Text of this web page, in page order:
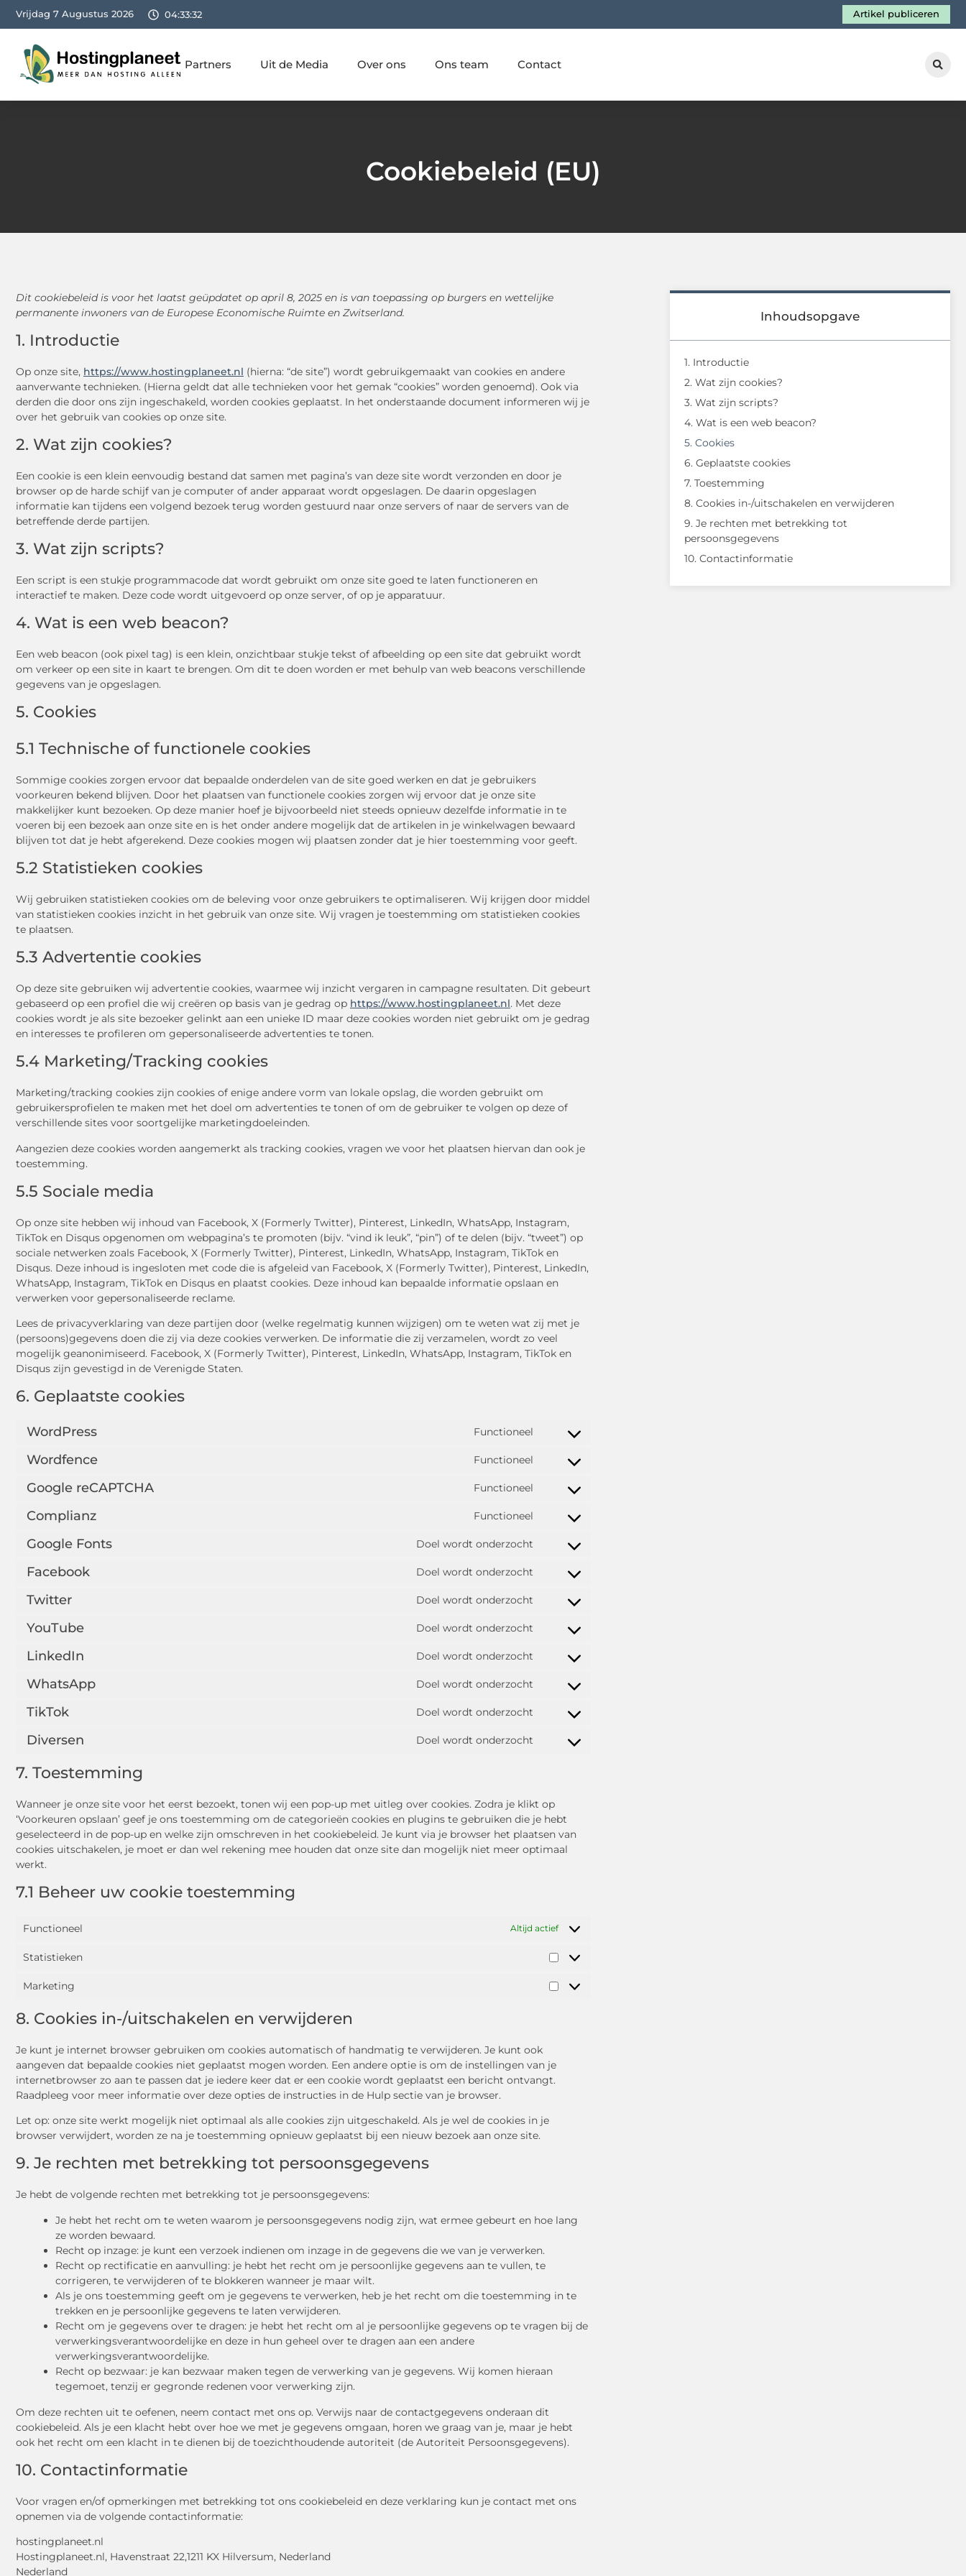
Vrijdag 7 Augustus 2026 04:33:33 Artikel publiceren
Partners Uit de Media Over ons Ons team Contact
Cookiebeleid (EU)
Dit cookiebeleid is voor het laatst geüpdatet op april 8, 2025 en is van toepassing op burgers en wettelijke
permanente inwoners van de Europese Economische Ruimte en Zwitserland.
1. Introductie
Op onze site, https://www.hostingplaneet.nl (hierna: “de site”) wordt gebruikgemaakt van cookies en andere
aanverwante technieken. (Hierna geldt dat alle technieken voor het gemak “cookies” worden genoemd). Ook via
derden die door ons zijn ingeschakeld, worden cookies geplaatst. In het onderstaande document informeren wij je
over het gebruik van cookies op onze site.
2. Wat zijn cookies?
Een cookie is een klein eenvoudig bestand dat samen met pagina’s van deze site wordt verzonden en door je
browser op de harde schijf van je computer of ander apparaat wordt opgeslagen. De daarin opgeslagen
informatie kan tijdens een volgend bezoek terug worden gestuurd naar onze servers of naar de servers van de
betreffende derde partijen.
3. Wat zijn scripts?
Een script is een stukje programmacode dat wordt gebruikt om onze site goed te laten functioneren en
interactief te maken. Deze code wordt uitgevoerd op onze server, of op je apparatuur.
4. Wat is een web beacon?
Een web beacon (ook pixel tag) is een klein, onzichtbaar stukje tekst of afbeelding op een site dat gebruikt wordt
om verkeer op een site in kaart te brengen. Om dit te doen worden er met behulp van web beacons verschillende
gegevens van je opgeslagen.
5. Cookies
5.1 Technische of functionele cookies
Sommige cookies zorgen ervoor dat bepaalde onderdelen van de site goed werken en dat je gebruikers
voorkeuren bekend blijven. Door het plaatsen van functionele cookies zorgen wij ervoor dat je onze site
makkelijker kunt bezoeken. Op deze manier hoef je bijvoorbeeld niet steeds opnieuw dezelfde informatie in te
voeren bij een bezoek aan onze site en is het onder andere mogelijk dat de artikelen in je winkelwagen bewaard
blijven tot dat je hebt afgerekend. Deze cookies mogen wij plaatsen zonder dat je hier toestemming voor geeft.
5.2 Statistieken cookies
Wij gebruiken statistieken cookies om de beleving voor onze gebruikers te optimaliseren. Wij krijgen door middel
van statistieken cookies inzicht in het gebruik van onze site. Wij vragen je toestemming om statistieken cookies
te plaatsen.
5.3 Advertentie cookies
Op deze site gebruiken wij advertentie cookies, waarmee wij inzicht vergaren in campagne resultaten. Dit gebeurt
gebaseerd op een profiel die wij creëren op basis van je gedrag op https://www.hostingplaneet.nl. Met deze
cookies wordt je als site bezoeker gelinkt aan een unieke ID maar deze cookies worden niet gebruikt om je gedrag
en interesses te profileren om gepersonaliseerde advertenties te tonen.
5.4 Marketing/Tracking cookies
Marketing/tracking cookies zijn cookies of enige andere vorm van lokale opslag, die worden gebruikt om
gebruikersprofielen te maken met het doel om advertenties te tonen of om de gebruiker te volgen op deze of
verschillende sites voor soortgelijke marketingdoeleinden.
Aangezien deze cookies worden aangemerkt als tracking cookies, vragen we voor het plaatsen hiervan dan ook je
toestemming.
5.5 Sociale media
Op onze site hebben wij inhoud van Facebook, X (Formerly Twitter), Pinterest, LinkedIn, WhatsApp, Instagram,
TikTok en Disqus opgenomen om webpagina’s te promoten (bijv. “vind ik leuk”, “pin”) of te delen (bijv. “tweet”) op
sociale netwerken zoals Facebook, X (Formerly Twitter), Pinterest, LinkedIn, WhatsApp, Instagram, TikTok en
Disqus. Deze inhoud is ingesloten met code die is afgeleid van Facebook, X (Formerly Twitter), Pinterest, LinkedIn,
WhatsApp, Instagram, TikTok en Disqus en plaatst cookies. Deze inhoud kan bepaalde informatie opslaan en
verwerken voor gepersonaliseerde reclame.
Lees de privacyverklaring van deze partijen door (welke regelmatig kunnen wijzigen) om te weten wat zij met je
(persoons)gegevens doen die zij via deze cookies verwerken. De informatie die zij verzamelen, wordt zo veel
mogelijk geanonimiseerd. Facebook, X (Formerly Twitter), Pinterest, LinkedIn, WhatsApp, Instagram, TikTok en
Disqus zijn gevestigd in de Verenigde Staten.
6. Geplaatste cookies
WordPress Functioneel
Wordfence Functioneel
Google reCAPTCHA Functioneel
Complianz Functioneel
Google Fonts Doel wordt onderzocht
Facebook Doel wordt onderzocht
Twitter Doel wordt onderzocht
YouTube Doel wordt onderzocht
LinkedIn Doel wordt onderzocht
WhatsApp Doel wordt onderzocht
TikTok Doel wordt onderzocht
Diversen Doel wordt onderzocht
7. Toestemming
Wanneer je onze site voor het eerst bezoekt, tonen wij een pop-up met uitleg over cookies. Zodra je klikt op
‘Voorkeuren opslaan’ geef je ons toestemming om de categorieën cookies en plugins te gebruiken die je hebt
geselecteerd in de pop-up en welke zijn omschreven in het cookiebeleid. Je kunt via je browser het plaatsen van
cookies uitschakelen, je moet er dan wel rekening mee houden dat onze site dan mogelijk niet meer optimaal
werkt.
7.1 Beheer uw cookie toestemming
Functioneel Altijd actief
Statistieken
Marketing
8. Cookies in-/uitschakelen en verwijderen
Je kunt je internet browser gebruiken om cookies automatisch of handmatig te verwijderen. Je kunt ook
aangeven dat bepaalde cookies niet geplaatst mogen worden. Een andere optie is om de instellingen van je
internetbrowser zo aan te passen dat je iedere keer dat er een cookie wordt geplaatst een bericht ontvangt.
Raadpleeg voor meer informatie over deze opties de instructies in de Hulp sectie van je browser.
Let op: onze site werkt mogelijk niet optimaal als alle cookies zijn uitgeschakeld. Als je wel de cookies in je
browser verwijdert, worden ze na je toestemming opnieuw geplaatst bij een nieuw bezoek aan onze site.
9. Je rechten met betrekking tot persoonsgegevens
Je hebt de volgende rechten met betrekking tot je persoonsgegevens:
Je hebt het recht om te weten waarom je persoonsgegevens nodig zijn, wat ermee gebeurt en hoe lang
ze worden bewaard.
Recht op inzage: je kunt een verzoek indienen om inzage in de gegevens die we van je verwerken.
Recht op rectificatie en aanvulling: je hebt het recht om je persoonlijke gegevens aan te vullen, te
corrigeren, te verwijderen of te blokkeren wanneer je maar wilt.
Als je ons toestemming geeft om je gegevens te verwerken, heb je het recht om die toestemming in te
trekken en je persoonlijke gegevens te laten verwijderen.
Recht om je gegevens over te dragen: je hebt het recht om al je persoonlijke gegevens op te vragen bij de
verwerkingsverantwoordelijke en deze in hun geheel over te dragen aan een andere
verwerkingsverantwoordelijke.
Recht op bezwaar: je kan bezwaar maken tegen de verwerking van je gegevens. Wij komen hieraan
tegemoet, tenzij er gegronde redenen voor verwerking zijn.
Om deze rechten uit te oefenen, neem contact met ons op. Verwijs naar de contactgegevens onderaan dit
cookiebeleid. Als je een klacht hebt over hoe we met je gegevens omgaan, horen we graag van je, maar je hebt
ook het recht om een klacht in te dienen bij de toezichthoudende autoriteit (de Autoriteit Persoonsgegevens).
10. Contactinformatie
Voor vragen en/of opmerkingen met betrekking tot ons cookiebeleid en deze verklaring kun je contact met ons
opnemen via de volgende contactinformatie:
hostingplaneet.nl
Hostingplaneet.nl, Havenstraat 22,1211 KX Hilversum, Nederland
Nederland
Inhoudsopgave
1. Introductie
2. Wat zijn cookies?
3. Wat zijn scripts?
4. Wat is een web beacon?
5. Cookies
6. Geplaatste cookies
7. Toestemming
8. Cookies in-/uitschakelen en verwijderen
9. Je rechten met betrekking tot
persoonsgegevens
10. Contactinformatie